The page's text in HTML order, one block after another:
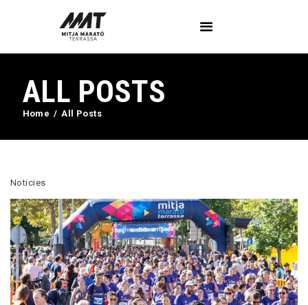
ALL POSTS
Home All Posts
L’Associació
Voluntaris
Contactar
Noticies